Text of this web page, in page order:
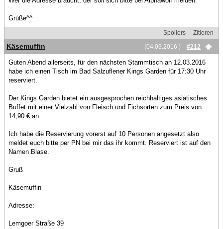
Grüße^^
Spoilers
Zitieren
(04.03.2016 )
#212
Käsemuffin
Guten Abend allerseits, für den nächsten Stammtisch an 12.03.2016
habe ich einen Tisch im Bad Salzuflener Kings Garden für 17:30 Uhr
reserviert.
Der Kings Garden bietet ein ausgesprochen reichhaltiges asiatisches
Buffet mit einer Vielzahl von Fleisch und Fichsorten zum Preis von
14,90 € an.
Ich habe die Reservierung vorerst auf 10 Personen angesetzt also
meldet euch bitte per PN bei mir das ihr kommt. Reserviert ist auf den
Namen Blase.
Gruß
Käsemuffin
Adresse:
Lemgoer Straße 39